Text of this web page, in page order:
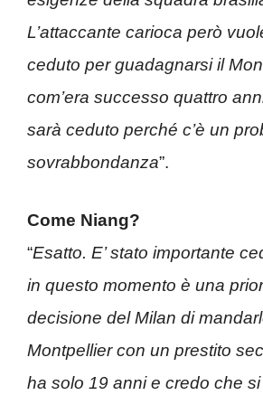
L’attaccante carioca però
ceduto per guadagnarsi il
com’era successo quattro
sarà ceduto perché c’è un
sovrabbondanza”.
Come Niang?
“Esatto. E’ stato importante
in questo momento è una
decisione del Milan di
Montpellier con un prestito
ha solo 19 anni e credo che